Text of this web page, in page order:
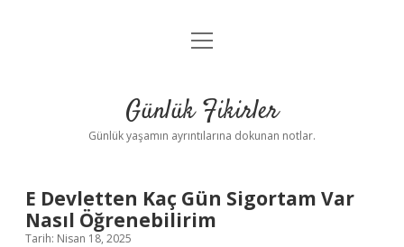
Anasayfa
Yasal Uyarı
menüyü
Günlük Fikirler
Günlük yaşamın ayrıntılarına dokunan notlar.
E Devletten Kaç Gün Sigortam Var
Nasıl Öğrenebilirim
Tarih: Nisan 18, 2025